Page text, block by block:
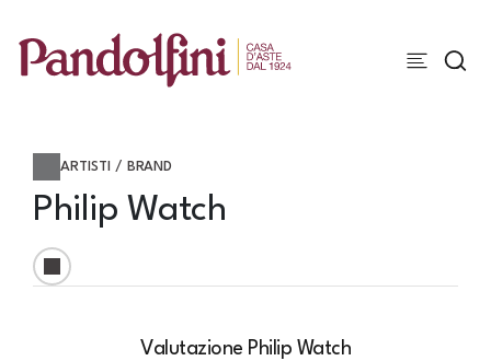
ARTISTI / BRAND
Philip Watch
Valutazione Philip Watch